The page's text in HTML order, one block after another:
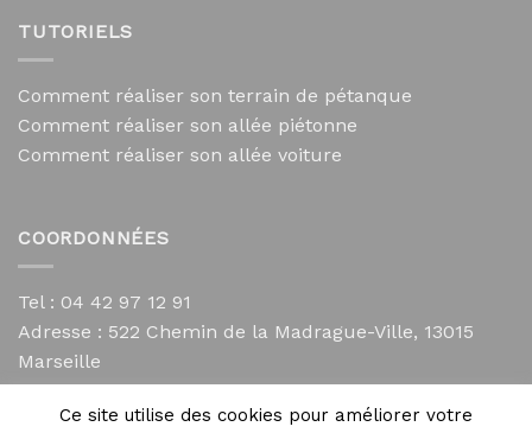
TUTORIELS
Comment réaliser son terrain de pétanque
Comment réaliser son allée piétonne
Comment réaliser son allée voiture
COORDONNÉES
Tel : 04 42 97 12 91
Adresse : 522 Chemin de la Madrague-Ville, 13015
Marseille
contact@mycailloux.com
Mentions légales
Ce site utilise des cookies pour améliorer votre